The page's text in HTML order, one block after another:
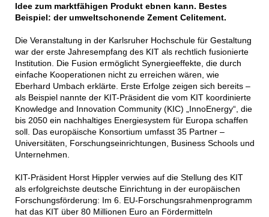
Idee zum marktfähigen Produkt ebnen kann. Bestes
Beispiel: der umweltschonende Zement Celitement.
Die Veranstaltung in der Karlsruher Hochschule für Gestaltung
war der erste Jahresempfang des KIT als rechtlich fusionierte
Institution. Die Fusion ermöglicht Synergieeffekte, die durch
einfache Kooperationen nicht zu erreichen wären, wie
Eberhard Umbach erklärte. Erste Erfolge zeigen sich bereits –
als Beispiel nannte der KIT-Präsident die vom KIT koordinierte
Knowledge and Innovation Community (KIC) „InnoEnergy“, die
bis 2050 ein nachhaltiges Energiesystem für Europa schaffen
soll. Das europäische Konsortium umfasst 35 Partner –
Universitäten, Forschungseinrichtungen, Business Schools und
Unternehmen.
KIT-Präsident Horst Hippler verwies auf die Stellung des KIT
als erfolgreichste deutsche Einrichtung in der europäischen
Forschungsförderung: Im 6. EU-Forschungsrahmenprogramm
hat das KIT über 80 Millionen Euro an Fördermitteln